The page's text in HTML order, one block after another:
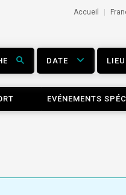
Accueil
DATE LIEU
EVÉNEMENTS